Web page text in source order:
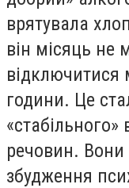
врятувала
він місяць не
відключитися
години. Це
речовин.
збудження